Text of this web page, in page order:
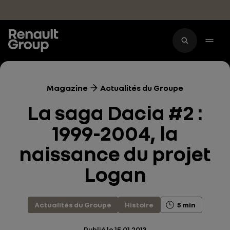
Magazine Actualités du Groupe
La saga Dacia #2 :
1999-2004, la
naissance du projet
Logan
Actualités du Groupe Histoire 5 min